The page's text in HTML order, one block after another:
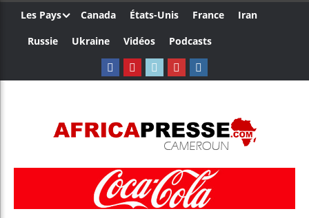
Les Pays Canada États-Unis France
Iran
Russie
Ukraine Vidéos Podcasts